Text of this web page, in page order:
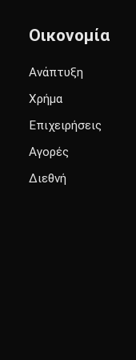
Οικονομία
Ανάπτυξη
Χρήμα
Επιχειρήσεις
Αγορές
Διεθνή